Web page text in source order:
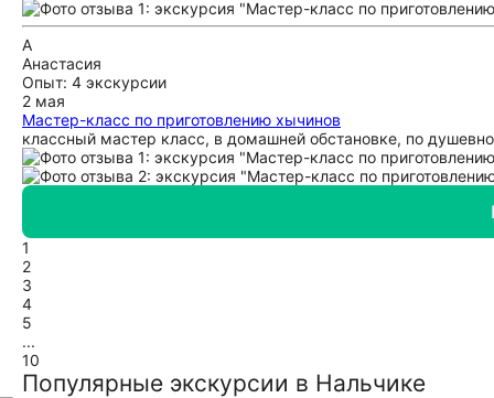
А
Анастасия
Опыт: 4 экскурсии
2 мая
Мастер-класс по приготовлению хычинов
классный мастер класс, в домашней обстановке, по
1
2
3
4
5
...
10
Популярные экскурсии в Нальчике